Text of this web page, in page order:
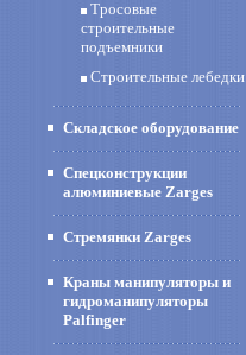
Тросовые
строительные
подъемники
Строительные лебедки
Складское оборудование
Спецконструкции
алюминиевые Zarges
Стремянки Zarges
Краны манипуляторы и
гидроманипуляторы
Palfinger